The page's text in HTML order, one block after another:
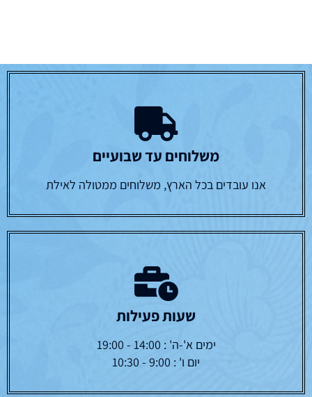
משלוחים עד שבועיים
אנו עובדים בכל הארץ, משלוחים ממטולה לאילת
שעות פעילות
ימים א'-ה' : 14:00 - 19:00
יום ו' : 9:00 - 10:30